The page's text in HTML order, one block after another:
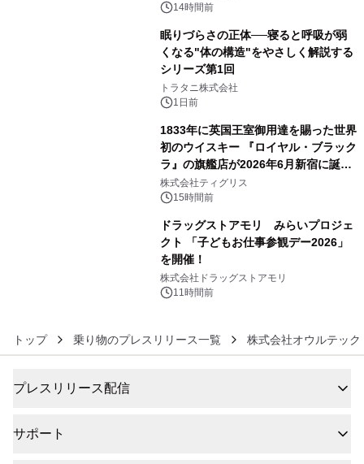
ぐっと豊かに
14時間前
眠りづらさの正体──寝ると呼吸が弱
くなる"体の構造"をやさしく解説する
シリーズ第1回
トラタニ株式会社
1日前
1833年に英国王室御用達を賜った世界
初のウイスキー 『ロイヤル・ブラック
ラ』の旗艦店が2026年6月新宿に誕
生 バカルディ ジャパンと連携した
没入型バー「BAR Arca」
株式会社ティグリス
15時間前
ドラッグストアモリ みらいプロジェ
クト 「子どもお仕事参観デー2026」
を開催！
株式会社ドラッグストアモリ
11時間前
トップ 乗り物のプレスリリース一覧 株式会社オウルテック
プレスリリース配信
サポート